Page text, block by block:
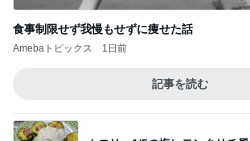
食事制限せず我慢もせずに痩せた話
Amebaトピックス 1日前
記事を読む